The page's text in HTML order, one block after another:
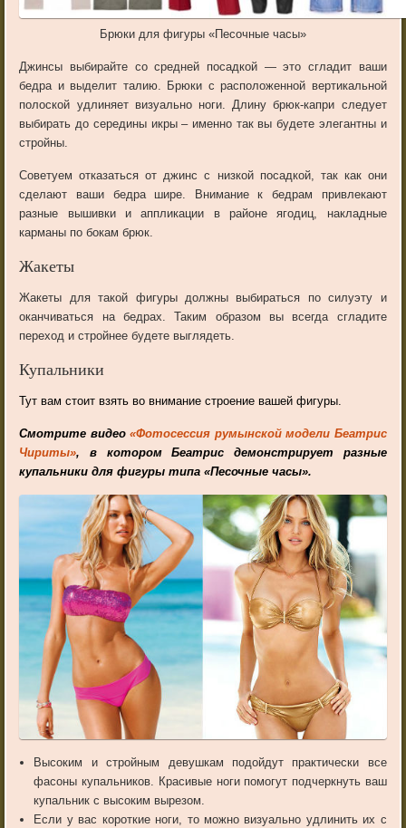
Брюки для фигуры «Песочные часы»
Джинсы выбирайте со средней посадкой — это сгладит ваши
бедра и выделит талию. Брюки с расположенной вертикальной
полоской удлиняет визуально ноги. Длину брюк-капри следует
выбирать до середины икры – именно так вы будете элегантны и
стройны.
Советуем отказаться от джинс с низкой посадкой, так как они
сделают ваши бедра шире. Внимание к бедрам привлекают
разные вышивки и аппликации в районе ягодиц, накладные
карманы по бокам брюк.
Жакеты
Жакеты для такой фигуры должны выбираться по силуэту и
оканчиваться на бедрах. Таким образом вы всегда сгладите
переход и стройнее будете выглядеть.
Купальники
Тут вам стоит взять во внимание строение вашей фигуры.
Смотрите видео«Фотосессия румынской модели Беатрис
Чириты», в котором Беатрис демонстрирует разные
купальники для фигуры типа «Песочные часы».
Высоким и стройным девушкам подойдут практически все
фасоны купальников. Красивые ноги помогут подчеркнуть ваш
купальник с высоким вырезом.
Если у вас короткие ноги, то можно визуально удлинить их с